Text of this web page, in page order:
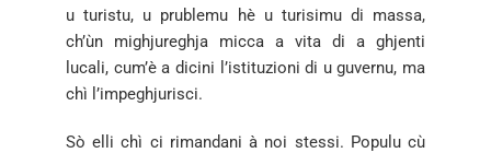
u turistu, u prublemu hè u turisimu di massa,
ch’ùn mighjureghja micca a vita di a ghjenti
lucali, cum’è a dicini l’istituzioni di u guvernu, ma
chì l’impeghjurisci.
Sò elli chì ci rimandani à noi stessi. Populu cù